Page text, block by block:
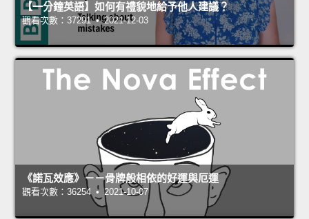
【一分鐘英語】如何有禮貌地給予他人建議？
觀看次數：37291 • 2021-12-03
《諾瓦效應》－－骨牌般相依的好運與厄運
觀看次數：36254 • 2021-10-07